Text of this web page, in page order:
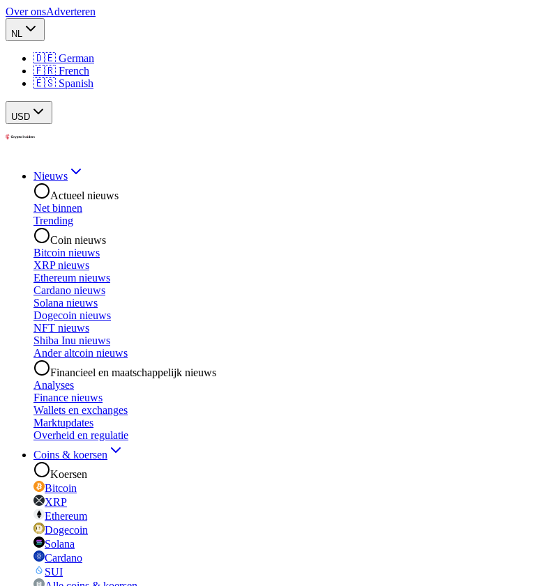
Over onsAdverteren
NL
🇩🇪 German
🇫🇷 French
🇪🇸 Spanish
USD
Nieuws
Actueel nieuws
Net binnen
Trending
Coin nieuws
Bitcoin nieuws
XRP nieuws
Ethereum nieuws
Cardano nieuws
Solana nieuws
Dogecoin nieuws
NFT nieuws
Shiba Inu nieuws
Ander altcoin nieuws
Financieel en maatschappelijk nieuws
Analyses
Finance nieuws
Wallets en exchanges
Marktupdates
Overheid en regulatie
Coins & koersen
Koersen
Bitcoin
XRP
Ethereum
Dogecoin
Solana
Cardano
SUI